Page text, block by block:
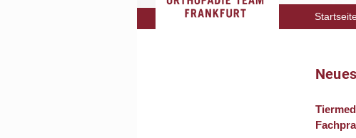
überspringen
Neues